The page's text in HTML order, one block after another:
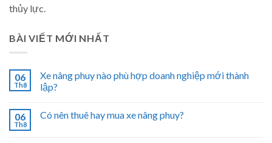
thủy lực.
BÀI VIẾT MỚI NHẤT
06
Th8
Xe nâng phuy nào phù hợp doanh nghiệp mới thành
lập?
06
Th8
Có nên thuê hay mua xe nâng phuy?